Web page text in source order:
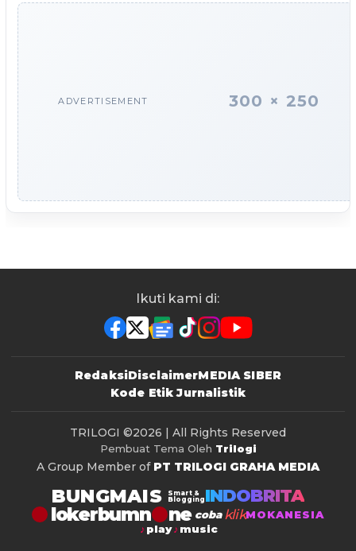
ADVERTISEMENT 300 × 250
Ikuti kami di:
RedaksiDisclaimerMEDIA SIBER
Kode Etik Jurnalistik
TRILOGI ©2026 | All Rights Reserved
Pembuat Tema Oleh Trilogi
A Group Member of PT TRILOGI GRAHA MEDIA
BUNGMAIS
Smart &
Blogging INDOBRITA
lokerbumn coba klikMOKANESIA
play
music